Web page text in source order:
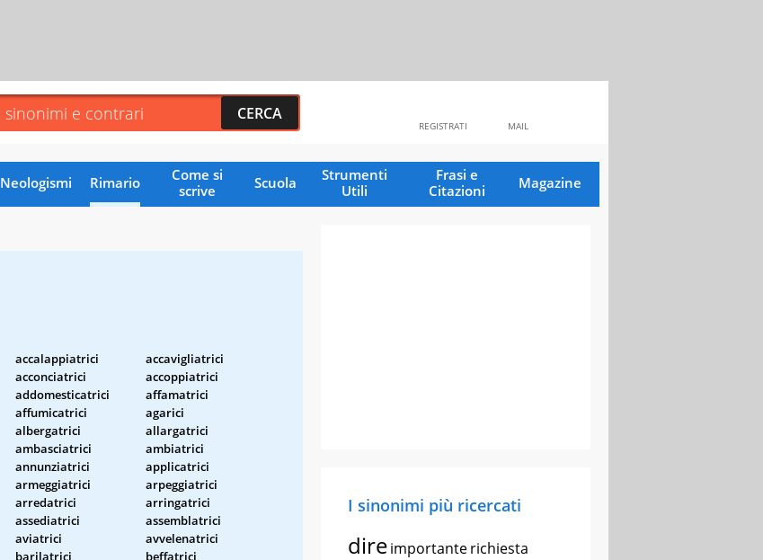
MAIL
REGISTRATI
Neologismi Rimario
Come si
scrive
Scuola
Strumenti
Utili
Frasi e
Citazioni
Magazine
accalappiatrici
accavigliatrici
acconciatrici
accoppiatrici
addomesticatrici
affamatrici
affumicatrici
agarici
albergatrici
allargatrici
ambasciatrici
ambiatrici
annunziatrici
applicatrici
armeggiatrici
arpeggiatrici
arredatrici
arringatrici
assediatrici
assemblatrici
aviatrici
avvelenatrici
barilatrici
beffatrici
I sinonimi più ricercati
direimportanterichiesta